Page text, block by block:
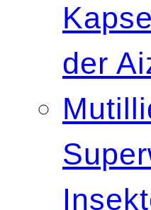
der